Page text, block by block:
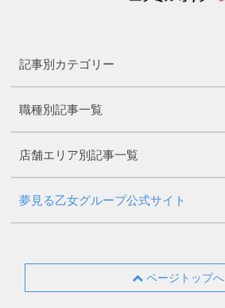
記事別カテゴリー
職種別記事一覧
店舗エリア別記事一覧
夢見る乙女グループ公式サイト
ページトップへ